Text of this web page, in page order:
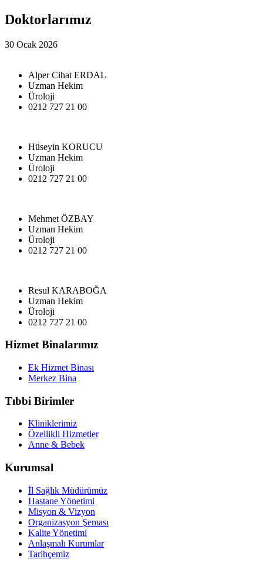
Doktorlarımız
30 Ocak 2026
Alper Cihat ERDAL
Uzman Hekim
Üroloji
0212 727 21 00
Hüseyin KORUCU
Uzman Hekim
Üroloji
0212 727 21 00
Mehmet ÖZBAY
Uzman Hekim
Üroloji
0212 727 21 00
Resul KARABOĞA
Uzman Hekim
Üroloji
0212 727 21 00
Hizmet Binalarımız
Ek Hizmet Binası
Merkez Bina
Tıbbi Birimler
Kliniklerimiz
Özellikli Hizmetler
Anne & Bebek
Kurumsal
İl Sağlık Müdürümüz
Hastane Yönetimi
Misyon & Vizyon
Organizasyon Şeması
Kalite Yönetimi
Anlaşmalı Kurumlar
Tarihçemiz